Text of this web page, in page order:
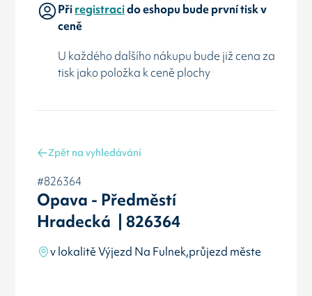
Přiregistracido eshopu bude první tisk v
ceně
U každého dalšího nákupu bude již cena za
tisk jako položka k ceně plochy
Zpět na vyhledávání
#826364
Opava - Předměstí
Hradecká | 826364
v lokalitě Výjezd Na Fulnek,průjezd měste